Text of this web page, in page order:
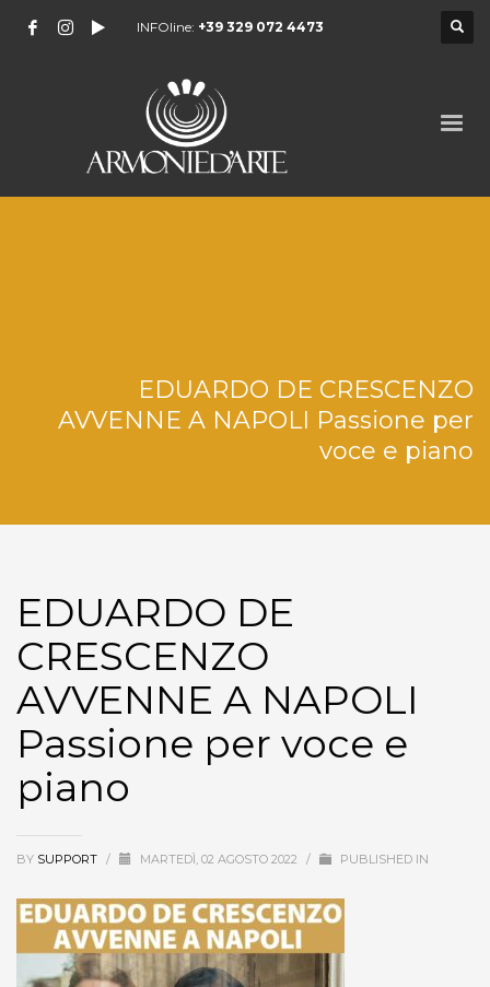
INFOline: +39 329 072 4473
EDUARDO DE CRESCENZO
AVVENNE A NAPOLI Passione per
voce e piano
EDUARDO DE
CRESCENZO
AVVENNE A NAPOLI
Passione per voce e
piano
BY SUPPORT / MARTEDÌ, 02 AGOSTO 2022 / PUBLISHED IN